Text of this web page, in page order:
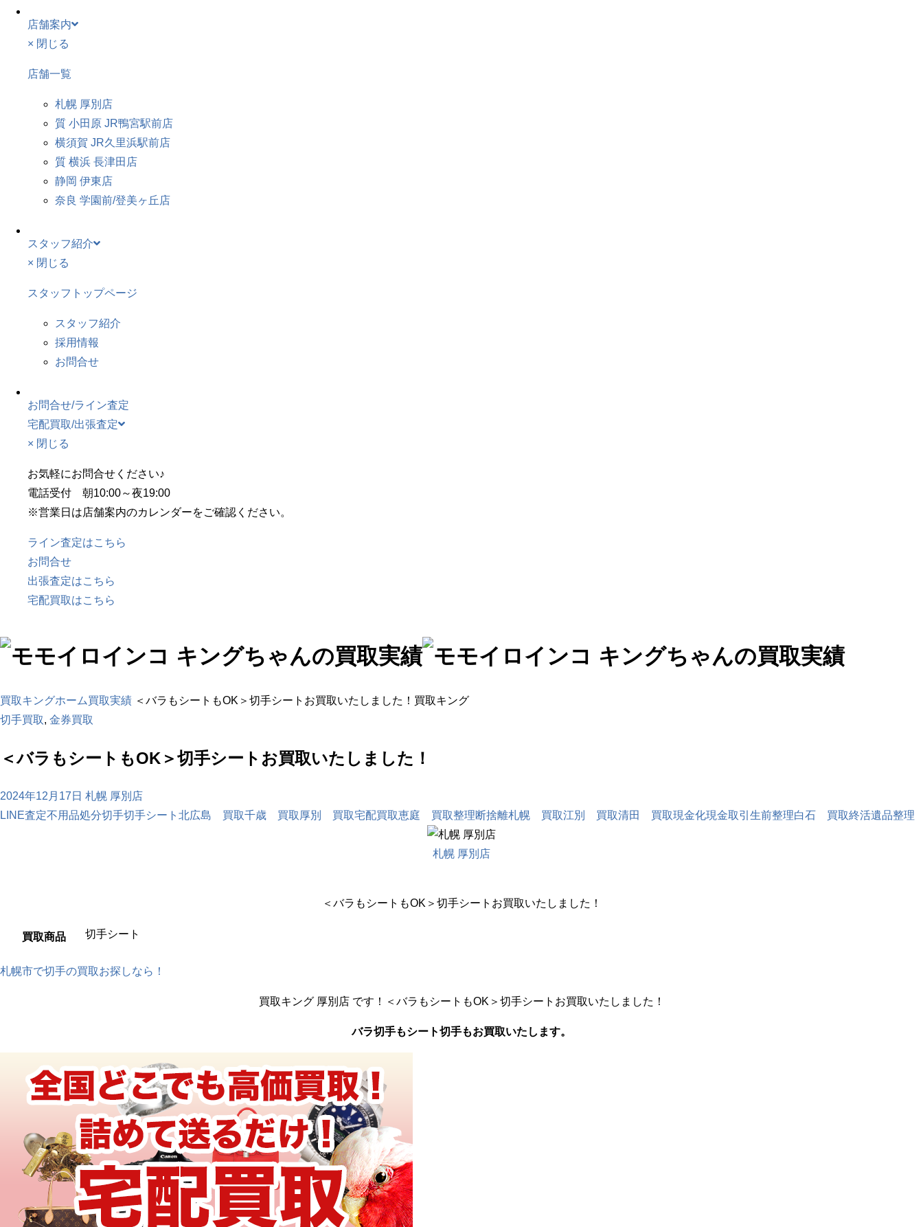
店舗案内
× 閉じる
店舗一覧
札幌 厚別店
質 小田原 JR鴨宮駅前店
横須賀 JR久里浜駅前店
質 横浜 長津田店
静岡 伊東店
奈良 学園前/登美ヶ丘店
スタッフ紹介
× 閉じる
スタッフトップページ
スタッフ紹介
採用情報
お問合せ
お問合せ/ライン査定
宅配買取/出張査定
× 閉じる
お気軽にお問合せください♪
電話受付 朝10:00～夜19:00
※営業日は店舗案内のカレンダーをご確認ください。
ライン査定はこちら
お問合せ
出張査定はこちら
宅配買取はこちら
買取キングホーム買取実績 ＜バラもシートもOK＞切手シートお買取いたしました！買取キング
切手買取, 金券買取
＜バラもシートもOK＞切手シートお買取いたしました！
2024年12月17日 札幌 厚別店
LINE査定不用品処分切手切手シート 北広島 買取千歳 買取 厚別 買取宅配買取恵庭 買取整理断捨離札幌 買取江別 買取清田 買取現金化現金取引 生前整理白石 買取終活遺品整理
札幌 厚別店
＜バラもシートもOK＞切手シートお買取いたしました！
買取商品 切手シート
札幌市で切手の買取お探しなら！
買取キング 厚別店 です！＜バラもシートもOK＞切手シートお買取いたしました！
バラ切手もシート切手もお買取いたします。